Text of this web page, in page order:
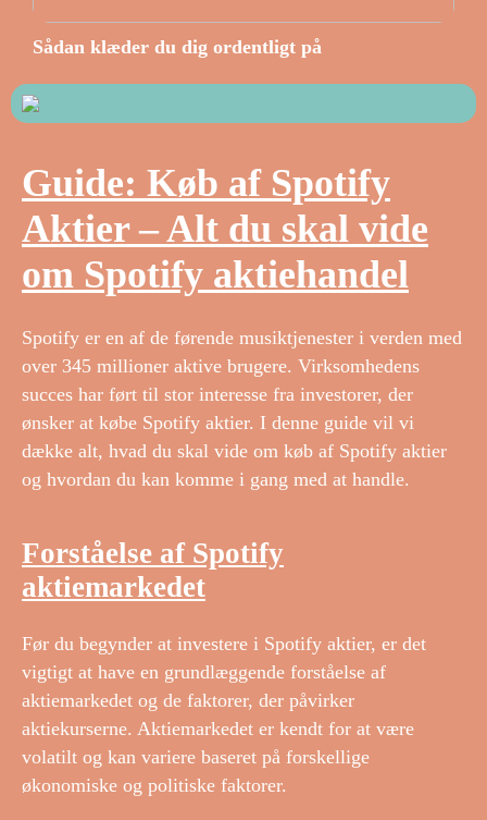
Sådan klæder du dig ordentligt på
Guide: Køb af Spotify
Aktier – Alt du skal vide
om Spotify aktiehandel
Spotify er en af de førende musiktjenester i verden med
over 345 millioner aktive brugere. Virksomhedens
succes har ført til stor interesse fra investorer, der
ønsker at købe Spotify aktier. I denne guide vil vi
dække alt, hvad du skal vide om køb af Spotify aktier
og hvordan du kan komme i gang med at handle.
Forståelse af Spotify
aktiemarkedet
Før du begynder at investere i Spotify aktier, er det
vigtigt at have en grundlæggende forståelse af
aktiemarkedet og de faktorer, der påvirker
aktiekurserne. Aktiemarkedet er kendt for at være
volatilt og kan variere baseret på forskellige
økonomiske og politiske faktorer.